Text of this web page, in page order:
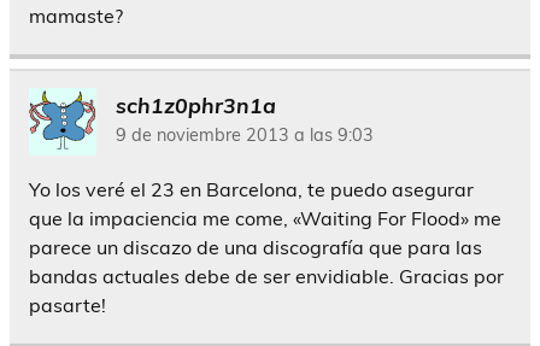
mamaste?
sch1z0phr3n1a
9 de noviembre 2013 a las 9:03
Yo los veré el 23 en Barcelona, te puedo asegurar
que la impaciencia me come, «Waiting For Flood» me
parece un discazo de una discografía que para las
bandas actuales debe de ser envidiable. Gracias por
pasarte!